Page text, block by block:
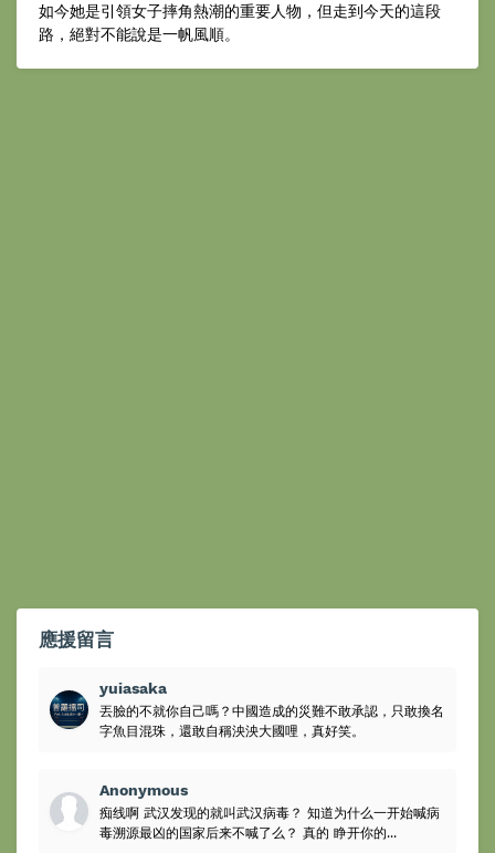
如今她是引領女子摔角熱潮的重要人物，但走到今天的這段
路，絕對不能說是一帆風順。
應援留言
yuiasaka
丟臉的不就你自己嗎？中國造成的災難不敢承認，只敢換名
字魚目混珠，還敢自稱泱泱大國哩，真好笑。
Anonymous
痴线啊 武汉发现的就叫武汉病毒？ 知道为什么一开始喊病
毒溯源最凶的国家后来不喊了么？ 真的 睁开你的...